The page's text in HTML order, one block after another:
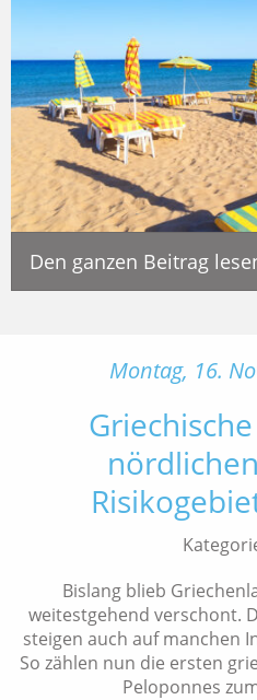
Den ganzen Beitrag
Montag, 16.
Bislang blieb
weitestgehend verschont.
steigen auch auf manchen
So zählen nun die ersten
Peloponnes